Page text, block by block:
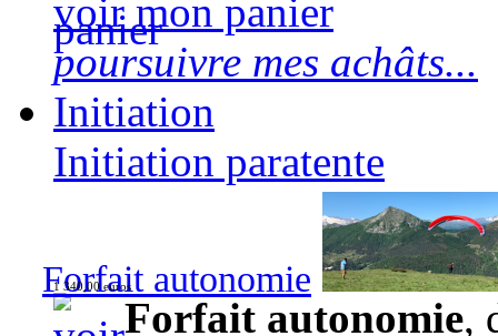
voir mon panier
poursuivre mes achâts...
Initiation
Initiation paratente
Forfait autonomie
1 340,00 euros
Forfait autonomie,